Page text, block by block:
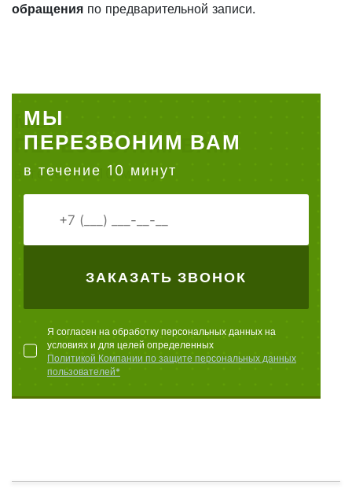
обращения по предварительной записи.
МЫ
ПЕРЕЗВОНИМ ВАМ
в течение 10 минут
ЗАКАЗАТЬ ЗВОНОК
Я согласен на обработку персональных данных на
условиях и для целей определенных
Политикой Компании по защите персональных данных
пользователей*